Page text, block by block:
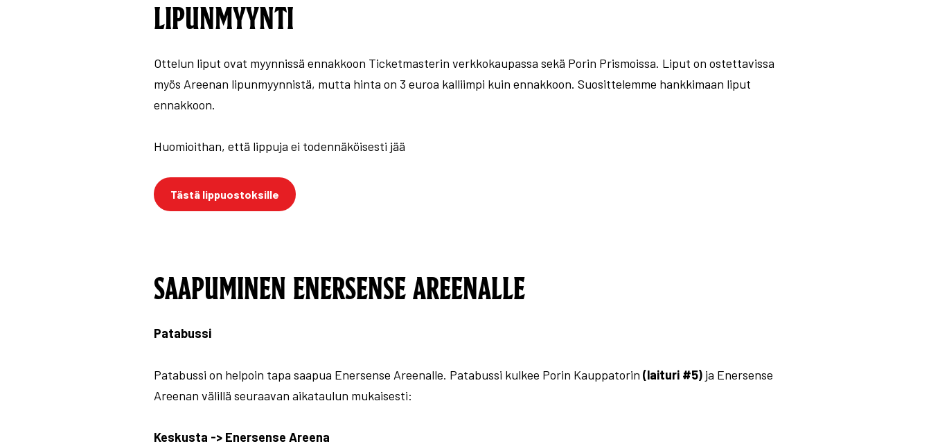
LIPUNMYYNTI
Ottelun liput ovat myynnissä ennakkoon Ticketmasterin verkkokaupassa sekä Porin Prismoissa. Liput on ostettavissa
myös Areenan lipunmyynnistä, mutta hinta on 3 euroa kalliimpi kuin ennakkoon. Suosittelemme hankkimaan liput
ennakkoon.
Huomioithan, että lippuja ei todennäköisesti jää
Tästä lippuostoksille
SAAPUMINEN ENERSENSE AREENALLE
Patabussi
Patabussi on helpoin tapa saapua Enersense Areenalle. Patabussi kulkee Porin Kauppatorin (laituri #5) ja Enersense
Areenan välillä seuraavan aikataulun mukaisesti:
Keskusta -> Enersense Areena